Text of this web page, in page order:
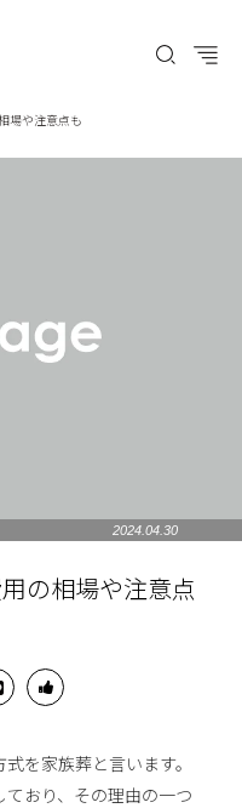
場や注意点も
2024.04.30
の相場や注意点
を家族葬と言います。
おり、その理由の一つ